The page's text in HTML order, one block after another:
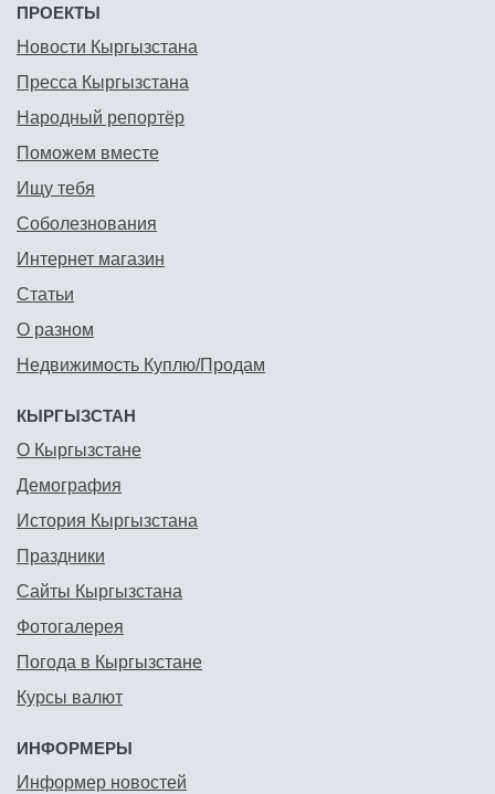
ПРОЕКТЫ
Новости Кыргызстана
Пресса Кыргызстана
Народный репортёр
Поможем вместе
Ищу тебя
Соболезнования
Интернет магазин
Статьи
О разном
Недвижимость Куплю/Продам
КЫРГЫЗСТАН
О Кыргызстане
Демография
История Кыргызстана
Праздники
Сайты Кыргызстана
Фотогалерея
Погода в Кыргызстане
Курсы валют
ИНФОРМЕРЫ
Информер новостей